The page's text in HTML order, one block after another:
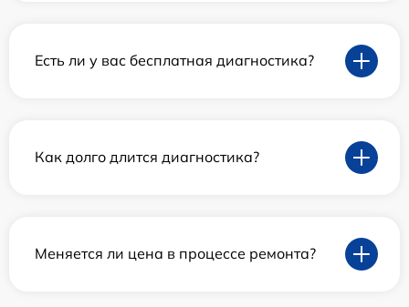
Есть ли у вас бесплатная диагностика?
Как долго длится диагностика?
Меняется ли цена в процессе ремонта?